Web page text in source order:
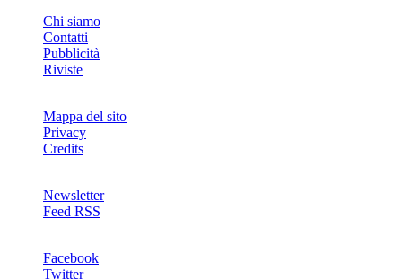
Chi siamo
Contatti
Pubblicità
Riviste
Mappa del sito
Privacy
Credits
Newsletter
Feed RSS
Facebook
Twitter